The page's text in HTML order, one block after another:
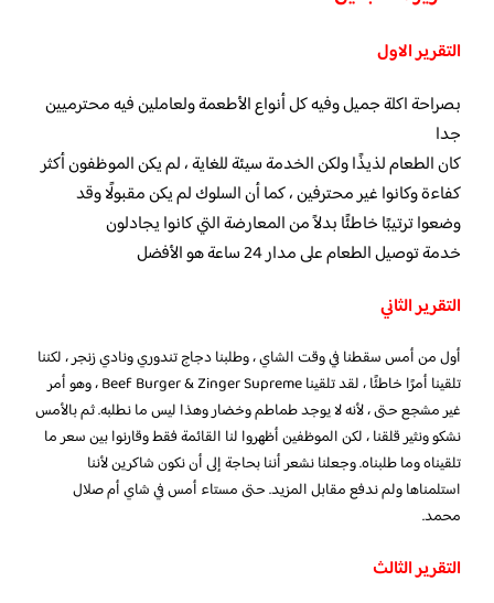
التقرير الاول
بصراحة اكلة جميل وفيه كل أنواع الأطعمة ولعاملين فيه محترميين
جدا
كان الطعام لذيذًا ولكن الخدمة سيئة للغاية ، لم يكن الموظفون أكثر
كفاءة وكانوا غير محترفين ، كما أن السلوك لم يكن مقبولًا وقد
وضعوا ترتيبًا خاطئًا بدلاً من المعارضة التي كانوا يجادلون
خدمة توصيل الطعام على مدار 24 ساعة هو الأفضل
التقرير الثاني
أول من أمس سقطنا في وقت الشاي ، وطلبنا دجاج تندوري ونادي زنجر ، لكننا
تلقينا أمرًا خاطئًا ، لقد تلقينا Beef Burger & Zinger Supreme ، وهو أمر
غير مشجع حتى ، لأنه لا يوجد طماطم وخضار وهذا ليس ما نطلبه. ثم بالأمس
نشكو ونثير قلقنا ، لكن الموظفين أظهروا لنا القائمة فقط وقارنوا بين سعر ما
تلقيناه وما طلبناه. وجعلنا نشعر أننا بحاجة إلى أن نكون شاكرين لأننا
استلمناها ولم ندفع مقابل المزيد. حتى مستاء أمس في شاي أم صلال
محمد.
التقرير الثالث